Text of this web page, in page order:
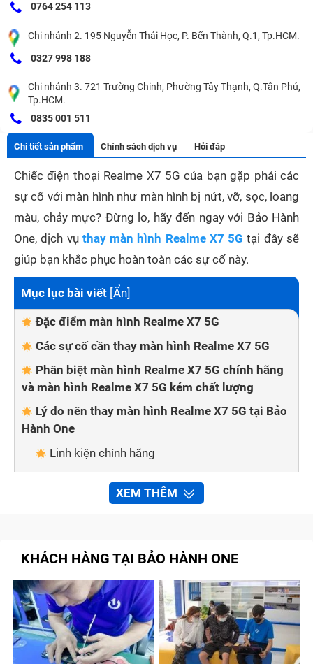
0764 254 113
Chi nhánh 2. 195 Nguyễn Thái Học, P. Bến Thành, Q.1, Tp.HCM.
0327 998 188
Chi nhánh 3. 721 Trường Chinh, Phường Tây Thạnh, Q.Tân Phú,
Tp.HCM.
0835 001 511
Chi tiết sản phẩm Chính sách dịch vụ Hỏi đáp
Chiếc điện thoại Realme X7 5G của bạn gặp phải các
sự cố với màn hình như màn hình bị nứt, vỡ, sọc, loang
màu, chảy mực? Đừng lo, hãy đến ngay với Bảo Hành
One, dịch vụ thay màn hình Realme X7 5G tại đây sẽ
giúp bạn khắc phục hoàn toàn các sự cố này.
Mục lục bài viết [Ẩn]
Đặc điểm màn hình Realme X7 5G
Các sự cố cần thay màn hình Realme X7 5G
Phân biệt màn hình Realme X7 5G chính hãng
và màn hình Realme X7 5G kém chất lượng
Lý do nên thay màn hình Realme X7 5G tại Bảo
Hành One
Linh kiện chính hãng
Nhanh chóng, lấy ngay
XEM THÊM
KHÁCH HÀNG TẠI BẢO HÀNH ONE